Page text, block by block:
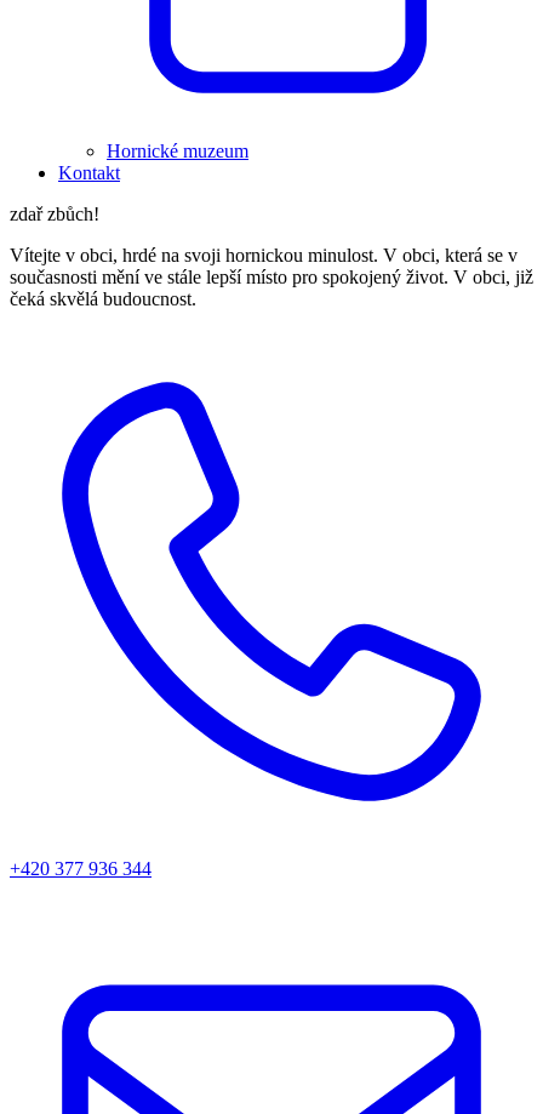
Hornické muzeum
Kontakt
zdař zbůch!
Vítejte v obci, hrdé na svoji hornickou minulost. V obci, která se v
současnosti mění ve stále lepší místo pro spokojený život. V obci, již
čeká skvělá budoucnost.
+420 377 936 344